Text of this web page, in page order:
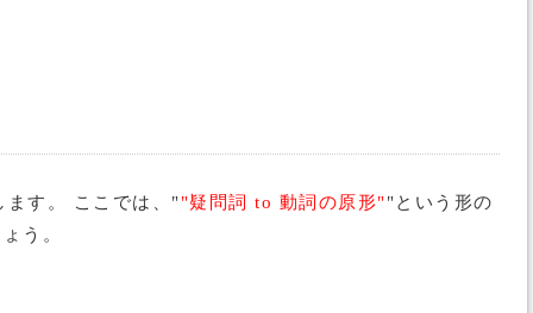
ます。 ここでは、""疑問詞 to 動詞の原形""という形の
う。